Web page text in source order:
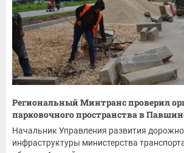
Региональный Минтранс проверил
парковочного пространства в
Начальник Управления развития
инфраструктуры министерства